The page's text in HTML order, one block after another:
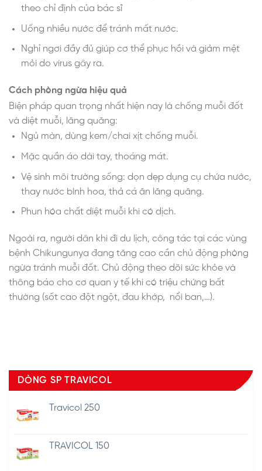
theo chỉ định của bác sĩ
Uống nhiều nước để tránh mất nước.
Nghỉ ngơi đầy đủ giúp cơ thể phục hồi và giảm mệt
mỏi do virus gây ra.
Cách phòng ngừa hiệu quả
Biện pháp quan trọng nhất hiện nay là chống muỗi đốt
và diệt muỗi, lăng quăng:
Ngủ màn, dùng kem/chai xịt chống muỗi.
Mặc quần áo dài tay, thoáng mát.
Vệ sinh môi trường sống: dọn dẹp dụng cụ chứa nước,
thay nước bình hoa, thả cá ăn lăng quăng.
Phun hóa chất diệt muỗi khi có dịch.
Ngoài ra, người dân khi đi du lịch, công tác tại các vùng
bệnh Chikungunya đang tăng cao cần chủ động phòng
ngừa tránh muỗi đốt. Chủ động theo dõi sức khỏe và
thông báo cho cơ quan y tế khi có triệu chứng bất
thường (sốt cao đột ngột, đau khớp, nổi ban,…).
DÒNG SP TRAVICOL
Travicol 250
TRAVICOL 150